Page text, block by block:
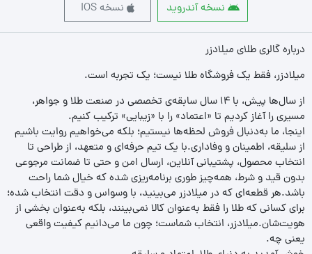
نسخه آندروید
نسخه IOS
درباره گالری طلای میلادزر
میلادزر، فقط یک فروشگاه طلا نیست؛ یک تجربه‌ است.
از سال‌ها پیش، با ۱۴ سال سابقه‌ی تخصصی در صنعت طلا و جواهر،
مسیری را آغاز کردیم تا «اعتماد» را با «زیبایی» ترکیب کنیم.
اینجا، ما به‌دنبال فروش لحظه‌ها نیستیم؛ بلکه می‌خواهیم روایت باشیم
از سلیقه، اطمینان و وفاداری.با یک تیم حرفه‌ای و متعهد، از طراحی تا
انتخاب محصول، پشتیبانی آنلاین، ارسال امن و حتی تا ضمانت مرجوعی
بدون قید و شرط، همه‌چیز طوری برنامه‌ریزی شده که خیال شما راحت
باشد.هر قطعه‌ای که در میلادزر می‌بینید، با وسواس و دقت انتخاب شده؛
برای کسانی که طلا را فقط به‌عنوان کالا نمی‌بینند، بلکه به‌عنوان بخشی از
هویت‌شان.میلادزر، انتخاب شماست؛ چون ما می‌دانیم کیفیت واقعی
یعنی چه.